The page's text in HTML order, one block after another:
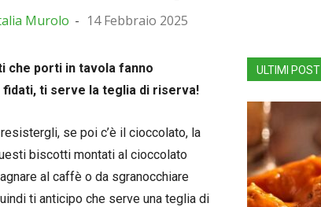
Murolo - 14 Febbraio 2025
che porti in tavola fanno
ti serve la teglia di riserva!
se poi c’è il cioccolato, la
biscotti montati al cioccolato
al caffè o da sgranocchiare
ti anticipo che serve una teglia di
ULTIMI POST